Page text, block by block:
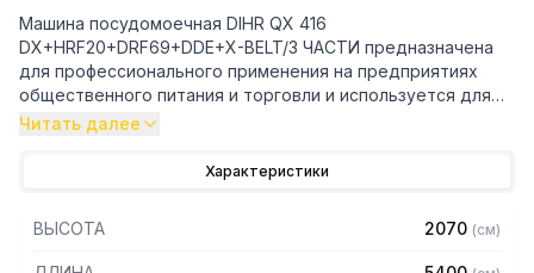
Машина посудомоечная DIHR QX 416
DX+HRF20+DRF69+DDE+X-BELT/3 ЧАСТИ предназначена
для профессионального применения на предприятиях
общественного питания и торговли и используется для
мойки тарелок, противней, подносов на конвейерной
— Направление движения посуды: справа налево
— Дозаторы моющего и ополаскивающего средства
Читать далее
Характеристики
ВЫСОТА 2070 (см)